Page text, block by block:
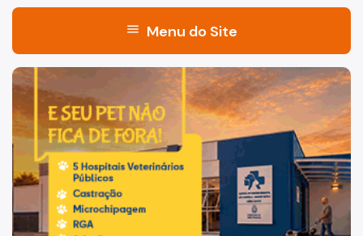
menu Menu do Site
Início
Institucional
Histórico
Legislação
Redes Sociais
Relatórios Anuais
Imagem de um cachorro caramelo e uma gata rajada,